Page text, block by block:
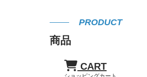
PRODUCT
商品
CART